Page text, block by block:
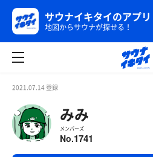
サウナイキタイのアプリ
地図からサウナが探せる！
2021.07.14 登録
みみ
メンバーズ
No.1741